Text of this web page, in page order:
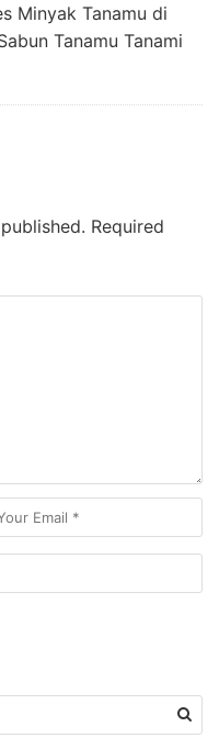
Minyak Tanamu di
Tanamu Tanami
Required